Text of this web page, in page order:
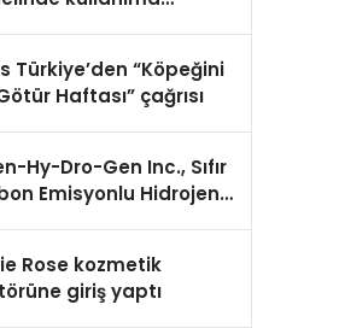
Türkiye’den “Köpeğini
Haftası” çağrısı
Hy-Dro-Gen Inc., Sıfır
Emisyonlu Hidrojen
Rose kozmetik
giriş yaptı